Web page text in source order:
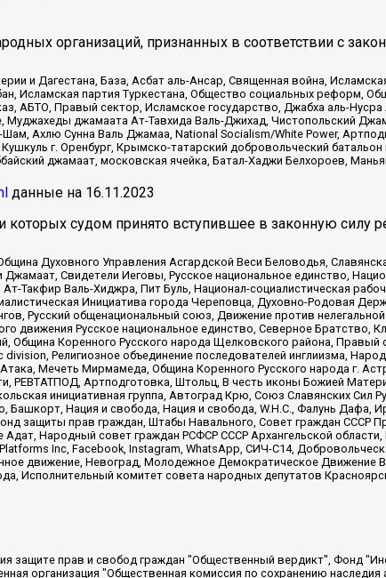
организаций, признанных в соответствии с
и Дагестана, База, Асбат аль-Ансар, Священная война,
Исламская партия Туркестана, Общество социальных реформ,
АБТО, Правый сектор, Исламское государство, Джабха аль-
джамаата Ат-Тавхида Валь-Джихад, Чистопольский
Ахлю Сунна Валь Джамаа, National Socialism/White Power,
г. Оренбург, Крымско-татарский добровольческий
джамаат, московская ячейка, Батал-Хаджи Белхороев,
данные на 16.11.2023
судом принято вступившее в законную силу
Духовного Управления Асгардской Веси Беловодья,
Свидетели Иеговы, Русское национальное единство,
Валь-Хиджра, Пит Буль, Национал-социалистическая
Инициатива города Череповца, Духовно-Родовая
Русский общенациональный союз, Движение против
движения Русское национальное единство, Северное Братство,
Община Коренного Русского народа Щелковского района, Правый
Религиозное объединение последователей инглиизма,
Мечеть Мирмамеда, Община Коренного Русского народа г.
РЕВТАТПОД, Артподготовка, Штольц, В честь иконы Божией
инициативная группа, Автоград Крю, Союз Славянских Сил
Башкорт, Нация и свобода, Нация и свобода, W.H.С., Фалунь Дафа,
защиты прав граждан, Штабы Навального, Совет граждан СССР
Народный совет граждан РСФСР СССР Архангельской
Inc, Facebook, Instagram, WhatsApp, СИЧ-С14,
движение, Невоград, Молодежное Демократическое Движение
Исполнительный комитет совета народных депутатов
Тихонов Михаил Сергеевич, Общество с ограниченной ответственностью "ЖУРНАЛИСТ-ИНОСТРАННЫЙ АГЕНТ", Арапова Галина Юрьевна, Вольтская Татьяна Анатольевна, Американская компания "Mason G.E.S. Anonymous Foundation" (США), являющаяся владельцем интернет-издания https://mnews.world/, Компания "Stichting Bellingcat", зарегистрированная в Нидерландах (дата регистрации 11.07.2018), Захаров Андрей Вячеславович, Клепиковская Екатерина Дмитриевна, Общество с ограниченной ответственностью "МЕМО", Перл Роман Александрович, Симонов Евгений Алексеевич, Соловьева Елена Анатольевна, Сотников Даниил Владимирович, Сурначева Елизавета Дмитриевна, Автономная некоммерческая организация по защите прав человека и информированию населения "Якутия – Наше Мнение", Общество с ограниченной ответственностью "Москоу диджитал медиа", с 26.01.2023 Общество с ограниченной ответственностью "Чайка Белые сады", Ветошкина Валерия Валерьевна, Заговора Максим Александрович, Межрегиональное общественное движение "Российская ЛГБТ - сеть", Оленичев Максим Владимирович, Павлов Иван Юрьевич, Скворцова Елена Сергеевна, Общество с ограниченной ответственностью "Как бы инагент", Кочетков Игорь Викторович, Общество с ограниченной ответственностью "Честные выборы", Еланчик Олег Александрович, Общество с ограниченной ответственностью "Нобелевский призыв", Гималова Регина Эмилевна, Григорьев Андрей Валерьевич, Григорьева Алина Александровна, Ассоциация по содействию защите прав призывников, альтернативнослужащих и военнослужащих "Правозащитная группа "Гражданин.Армия.Право", Хисамова Регина Фаритовна, Автономная некоммерческая организация по реализации социально-правовых программ "Лилит", Дальневосточное общественное движение "Маяк", Санкт-Петербургская ЛГБТ-инициативная группа "Выход", Инициативная группа ЛГБТ+ "Реверс", Алексеев Андрей Викторович, Бекбулатова Таисия Львовна, Беляев Иван Михайлович, Владыкина Елена Сергеевна, Гельман Марат Александрович, Никульшина Вероника Юрьевна, Толоконникова Надежда Андреевна, Шендерович Виктор Анатольевич, Общество с ограниченной ответственностью "Данное сообщение", Общество с ограниченной ответственностью Издательский дом "Новая глава", Айнбиндер Александра Александровна, Московский комьюнити-центр для ЛГБТ+инициатив, Благотворительный фонд развития филантропии, Deutsche Welle (Германия, Kurt-Schumacher-Strasse 3, 53113 Bonn), Борзунова Мария Михайловна, Воробьев Виктор Викторович, Голубева Анна Львовна, Константинова Алла Михайловна, Малкова Ирина Владимировна, Мурадов Мурад Абдулгалимович, Осетинская Елизавета Николаевна, Понасенков Евгений Николаевич, Ганапольский Матвей Юрьевич, Киселев Евгений Алексеевич, Борухович Ирина Григорьевна, Дремин Иван Тимофеевич, Дубровский Дмитрий Викторович, Красноярская региональная общественная организация поддержки и развития альтернативных образовательных технологий и межкультурных коммуникаций "ИНТЕРРА", Маяковская Екатерина Алексеевна, Фейгин Марк Захарович, Филимонов Андрей Викторович, Дзугкоева Регина Николаевна, Доброхотов Роман Александрович, Дудь Юрий Александрович, Елкин Сергей Владимирович, Кругликов Кирилл Игоревич, Сабунаева Мария Леонидовна, Семенов Алексей Владимирович, Шаинян Карен Багратович, Шульман Екатерина Михайловна, Асафьев Артур Валерьевич, Вахштайн Виктор Семенович, Венедиктов Алексей Алексеевич, Лушникова Екатерина Евгеньевна, Волков Леонид Михайлович, Невзоров Александр Глебович,